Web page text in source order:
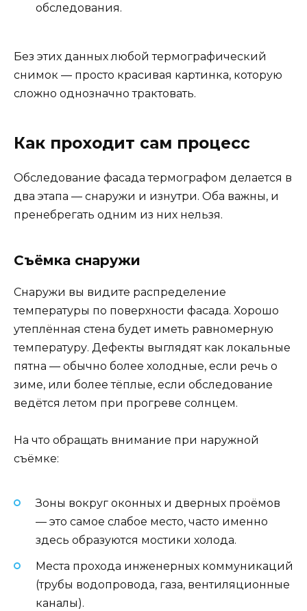
обследования.
Без этих данных любой термографический
снимок — просто красивая картинка, которую
сложно однозначно трактовать.
Как проходит сам процесс
Обследование фасада термографом делается в
два этапа — снаружи и изнутри. Оба важны, и
пренебрегать одним из них нельзя.
Съёмка снаружи
Снаружи вы видите распределение
температуры по поверхности фасада. Хорошо
утеплённая стена будет иметь равномерную
температуру. Дефекты выглядят как локальные
пятна — обычно более холодные, если речь о
зиме, или более тёплые, если обследование
ведётся летом при прогреве солнцем.
На что обращать внимание при наружной
съёмке:
Зоны вокруг оконных и дверных проёмов
— это самое слабое место, часто именно
здесь образуются мостики холода.
Места прохода инженерных коммуникаций
(трубы водопровода, газа, вентиляционные
каналы).